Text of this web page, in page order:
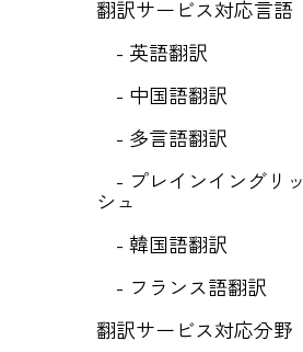
翻訳サービス対応言語
- 英語翻訳
- 中国語翻訳
- 多言語翻訳
- プレインイングリッ
シュ
- 韓国語翻訳
- フランス語翻訳
翻訳サービス対応分野